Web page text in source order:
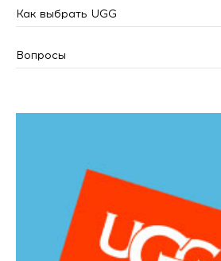
Как выбрать UGG
Вопросы